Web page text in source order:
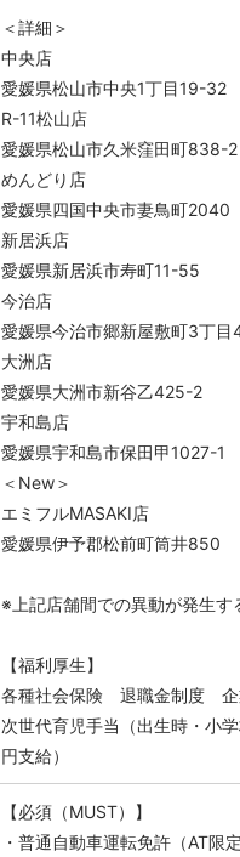
＜詳細＞
中央店
愛媛県松山市中央1丁目19-32
R-11松山店
愛媛県松山市久米窪田町838-2
めんどり店
愛媛県四国中央市妻鳥町2040
新居浜店
愛媛県新居浜市寿町11-55
今治店
愛媛県今治市郷新屋敷町3丁目
大洲店
愛媛県大洲市新谷乙425-2
宇和島店
愛媛県宇和島市保田甲1027-1
＜New＞
エミフルMASAKI店
愛媛県伊予郡松前町筒井850
※上記店舗間での異動が発生す
【福利厚生】
各種社会保険 退職金制度 企
次世代育児手当（出生時・小
円支給）
【必須（MUST）】
・普通自動車運転免許（AT限定